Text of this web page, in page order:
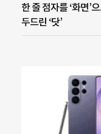
한 줄 점자를 ‘화면’
두드린 ‘닷’